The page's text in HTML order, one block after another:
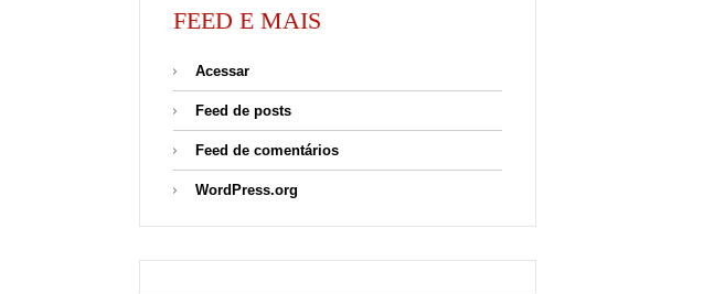
FEED E MAIS
Acessar
Feed de posts
Feed de comentários
WordPress.org